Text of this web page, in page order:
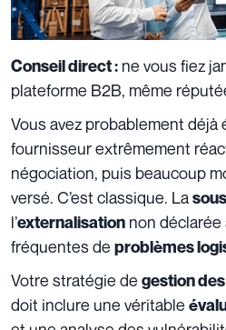
Conseil direct : ne vous fiez
plateforme B2B, même
Vous avez probablement déjà
fournisseur extrêmement
négociation, puis beaucoup
versé. C’est classique. La
l’externalisation non
fréquentes de problèmes
Votre stratégie de gestion
doit inclure une véritable